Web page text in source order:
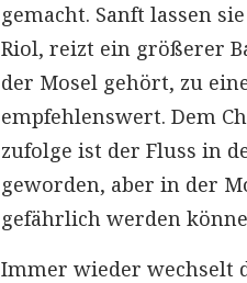
gemacht. Sanft lassen
Riol, reizt ein größerer
der Mosel gehört, zu
empfehlenswert. Dem
zufolge ist der Fluss in
geworden, aber in der
gefährlich werden
Immer wieder wechselt